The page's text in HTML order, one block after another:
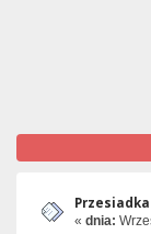
Przesiadka
« dnia: